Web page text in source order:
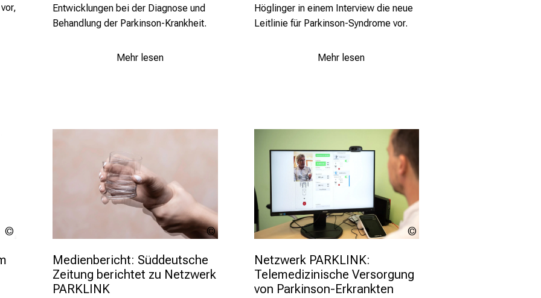
Entwicklungen bei der Diagnose und
Behandlung der Parkinson-Krankheit.
Mehr lesen
Höglinger in einem Interview die neue
Leitlinie für Parkinson-Syndrome vor.
Mehr lesen
Alessandro
stock.adob
Medienbericht: Süddeutsche
Zeitung berichtet zu Netzwerk
PARKLINK
Netzwerk PARKLINK:
Telemedizinische Versorgung
von Parkinson-Erkrankten